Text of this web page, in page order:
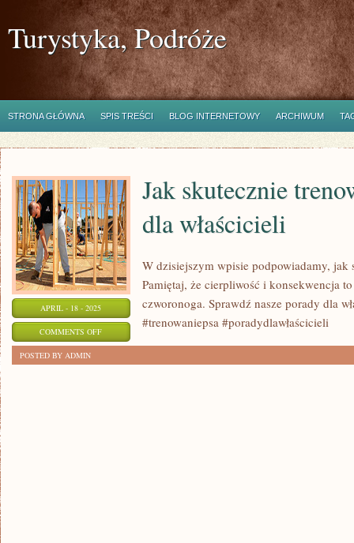
Turystyka, Podróże
STRONA GŁÓWNA SPIS TREŚCI BLOG INTERNETOWY ARCHIWUM
APRIL - 18 - 2025
COMMENTS OFFON
Jak skutecznie
dla właścicieli
W dzisiejszym wpisie podpowiadamy, jak
Pamiętaj, że cierpliwość i konsekwencja
czworonoga. Sprawdź nasze porady dla
#trenowaniepsa #poradydlawłaścicieli
POSTED BY ADMIN